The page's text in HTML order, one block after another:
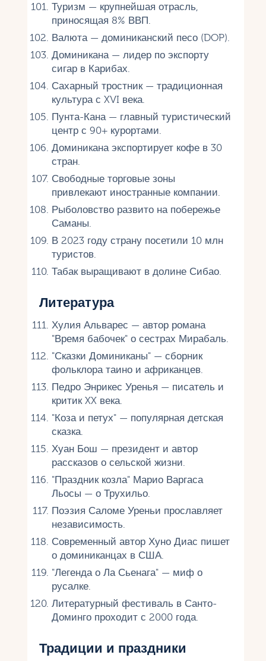
Туризм — крупнейшая отрасль,
приносящая 8% ВВП.
Валюта — доминиканский песо (DOP).
Доминикана — лидер по экспорту
сигар в Карибах.
Сахарный тростник — традиционная
культура с XVI века.
Пунта-Кана — главный туристический
центр с 90+ курортами.
Доминикана экспортирует кофе в 30
стран.
Свободные торговые зоны
привлекают иностранные компании.
Рыболовство развито на побережье
Саманы.
В 2023 году страну посетили 10 млн
туристов.
Табак выращивают в долине Сибао.
Литература
Хулия Альварес — автор романа
"Время бабочек" о сестрах Мирабаль.
"Сказки Доминиканы" — сборник
фольклора таино и африканцев.
Педро Энрикес Уренья — писатель и
критик XX века.
"Коза и петух" — популярная детская
сказка.
Хуан Бош — президент и автор
рассказов о сельской жизни.
"Праздник козла" Марио Варгаса
Льосы — о Трухильо.
Поэзия Саломе Уреньи прославляет
независимость.
Современный автор Хуно Диас пишет
о доминиканцах в США.
"Легенда о Ла Сьенага" — миф о
русалке.
Литературный фестиваль в Санто-
Доминго проходит с 2000 года.
Традиции и праздники